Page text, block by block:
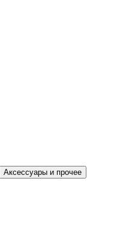
Аксессуары и прочее